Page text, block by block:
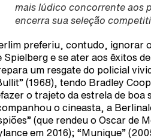
mais lúdico concorrente aos
encerra sua seleção
preferiu, contudo, ignorar
Spielberg e se ater aos êxitos
um resgate do policial
(1968), tendo Bradley
o trajeto da estrela de boa
o cineasta, a
(que rendeu o Oscar de
em 2016); “Munique”